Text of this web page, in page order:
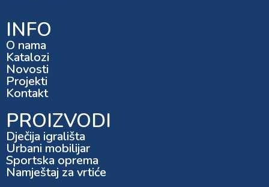
INFO
O nama
Katalozi
Novosti
Projekti
Kontakt
PROIZVODI
Dječija igrališta
Urbani mobilijar
Sportska oprema
Namještaj za vrtiće